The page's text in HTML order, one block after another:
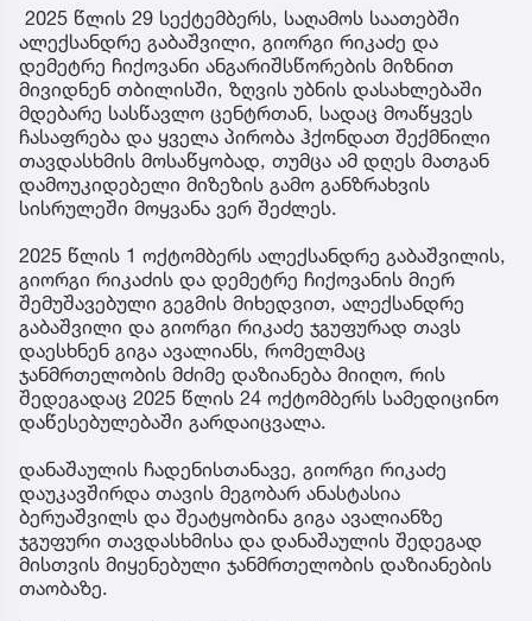
2025 წლის 29 სექტემბერს, საღამოს საათებში
ალექსანდრე გაბაშვილი, გიორგი რიკაძე და
დემეტრე ჩიქოვანი ანგარიშსწორების მიზნით
მივიდნენ თბილისში, ზღვის უბნის დასახლებაში
მდებარე სასწავლო ცენტრთან, სადაც მოაწყვეს
ჩასაფრება და ყველა პირობა ჰქონდათ შექმნილი
თავდასხმის მოსაწყობად, თუმცა ამ დღეს მათგან
დამოუკიდებელი მიზეზის გამო განზრახვის
სისრულეში მოყვანა ვერ შეძლეს.
2025 წლის 1 ოქტომბერს ალექსანდრე გაბაშვილის,
გიორგი რიკაძის და დემეტრე ჩიქოვანის მიერ
შემუშავებული გეგმის მიხედვით, ალექსანდრე
გაბაშვილი და გიორგი რიკაძე ჯგუფურად თავს
დაესხნენ გიგა ავალიანს, რომელმაც
ჯანმრთელობის მძიმე დაზიანება მიიღო, რის
შედეგადაც 2025 წლის 24 ოქტომბერს სამედიცინო
დაწესებულებაში გარდაიცვალა.
დანაშაულის ჩადენისთანავე, გიორგი რიკაძე
დაუკავშირდა თავის მეგობარ ანასტასია
ბერუაშვილს და შეატყობინა გიგა ავალიანზე
ჯგუფური თავდასხმისა და დანაშაულის შედეგად
მისთვის მიყენებული ჯანმრთელობის დაზიანების
თაობაზე.